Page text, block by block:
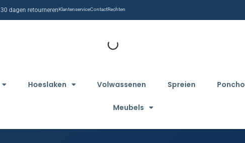
30 dagen retournerenKlantenserviceContactRechten
Hoeslaken Volwassenen Spreien Poncho
Meubels